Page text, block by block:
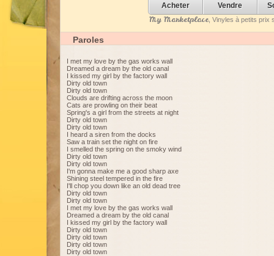
Acheter Vendre
My Marketplace, Vinyles à petits prix
Paroles
I met my love by the gas works wall
Dreamed a dream by the old canal
I kissed my girl by the factory wall
Dirty old town
Dirty old town
Clouds are drifting across the moon
Cats are prowling on their beat
Spring's a girl from the streets at night
Dirty old town
Dirty old town
I heard a siren from the docks
Saw a train set the night on fire
I smelled the spring on the smoky wind
Dirty old town
Dirty old town
I'm gonna make me a good sharp axe
Shining steel tempered in the fire
I'll chop you down like an old dead tree
Dirty old town
Dirty old town
I met my love by the gas works wall
Dreamed a dream by the old canal
I kissed my girl by the factory wall
Dirty old town
Dirty old town
Dirty old town
Dirty old town